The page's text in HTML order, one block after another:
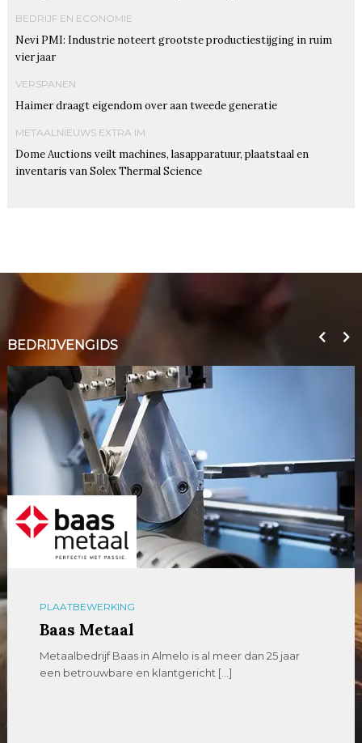
BEDRIJF EN ECONOMIE
Nevi PMI: Industrie noteert grootste productiestijging in ruim
vier jaar
VERSPANEN
Haimer draagt eigendom over aan tweede generatie
METAALNIEUWS EXTRA IM
Dome Auctions veilt machines, lasapparatuur, plaatstaal en
inventaris van Solex Thermal Science
BEDRIJVENGIDS
PLAATBEWERKING
Baas Metaal
Metaalbedrijf Baas in Almelo is al meer dan 25 jaar
een betrouwbare en klantgericht […]